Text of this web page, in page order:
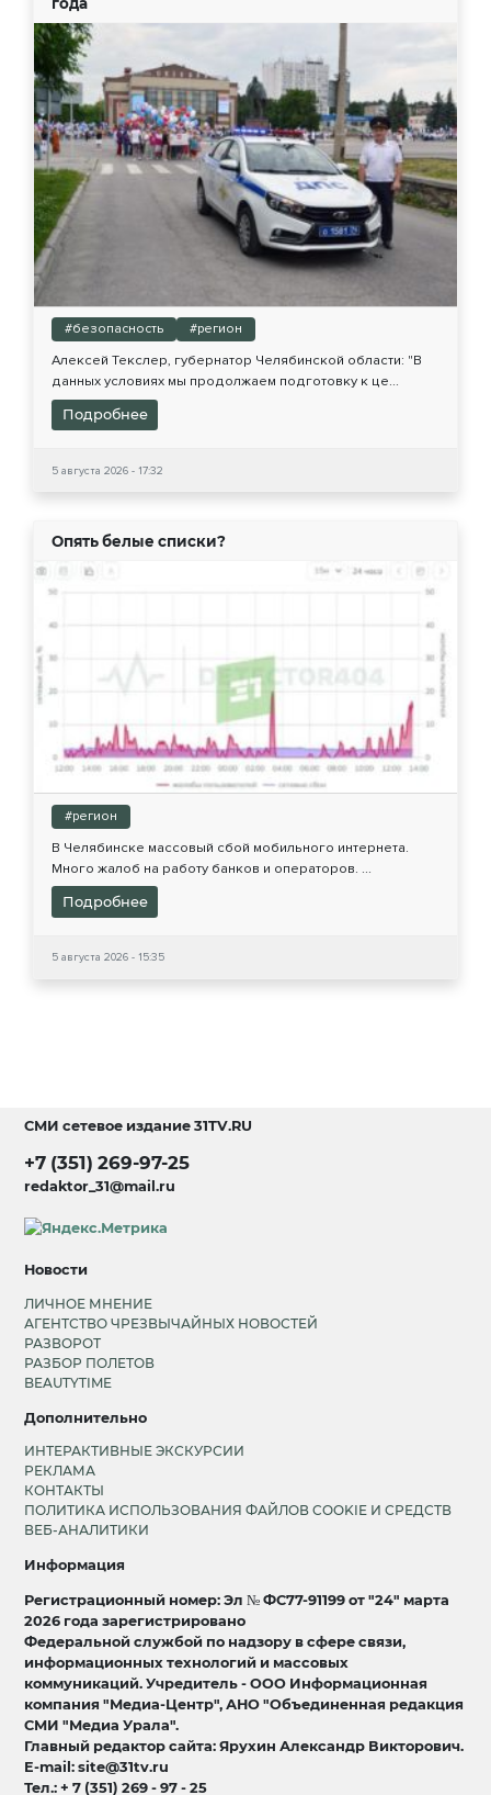
#безопасность #регион
Алексей Текслер, губернатор Челябинской области: "В
данных условиях мы продолжаем подготовку к це...
Подробнее
5 августа 2026 - 17:32
Опять белые списки?
#регион
В Челябинске массовый сбой мобильного интернета.
Много жалоб на работу банков и операторов. ...
Подробнее
5 августа 2026 - 15:35
СМИ сетевое издание31TV.RU
+7 (351) 269-97-25
redaktor_31@mail.ru
Новости
ЛИЧНОЕ МНЕНИЕ
АГЕНТСТВО ЧРЕЗВЫЧАЙНЫХ НОВОСТЕЙ
РАЗВОРОТ
РАЗБОР ПОЛЕТОВ
BEAUTYTIME
Дополнительно
ИНТЕРАКТИВНЫЕ ЭКСКУРСИИ
РЕКЛАМА
КОНТАКТЫ
ПОЛИТИКА ИСПОЛЬЗОВАНИЯ ФАЙЛОВ COOKIE И СРЕДСТВ
ВЕБ-АНАЛИТИКИ
Информация
Регистрационный номер: Эл № ФС77-91199 от "24" марта
2026 года зарегистрировано
Федеральной службой по надзору в сфере связи,
информационных технологий и массовых
коммуникаций. Учредитель - ООО Информационная
компания "Медиа-Центр", АНО "Объединенная редакция
СМИ "Медиа Урала".
Главный редактор сайта: Ярухин Александр Викторович.
E-mail: site@31tv.ru
Тел.: + 7 (351) 269 - 97 - 25